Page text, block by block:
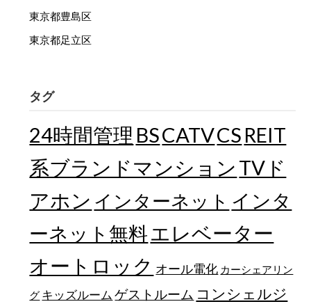
東京都豊島区
東京都足立区
タグ
24時間管理 BSCATVCS REIT
系ブランドマンション TVド
アホン インターネット インタ
ーネット無料エレベーター
オートロック オール電化 カーシェアリン
グ キッズルーム ゲストルーム コンシェルジ